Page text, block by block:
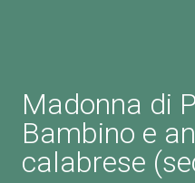
Madonna di
Bambino e
calabrese